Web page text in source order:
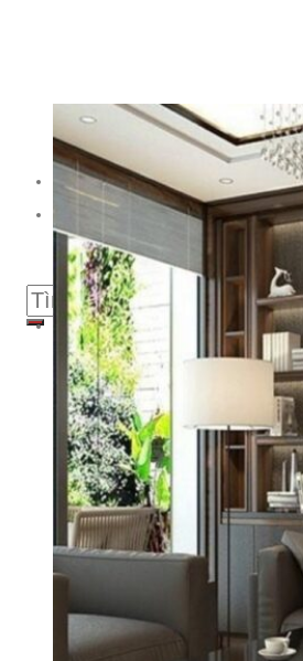
From Surfaces to Spaces
Tìm kiếm:
Giới thiệu